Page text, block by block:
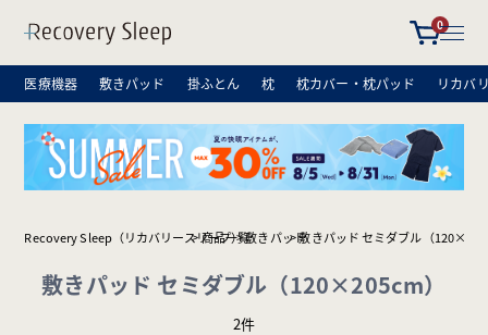
0
医療機器 敷きパッド 掛ふとん 枕 枕カバー・枕パッド リカバ
Recovery Sleep（リカバリースリープ）
商品一覧敷きパッド敷きパッド セミダブル（
敷きパッド セミダブル（120×205cm）
2